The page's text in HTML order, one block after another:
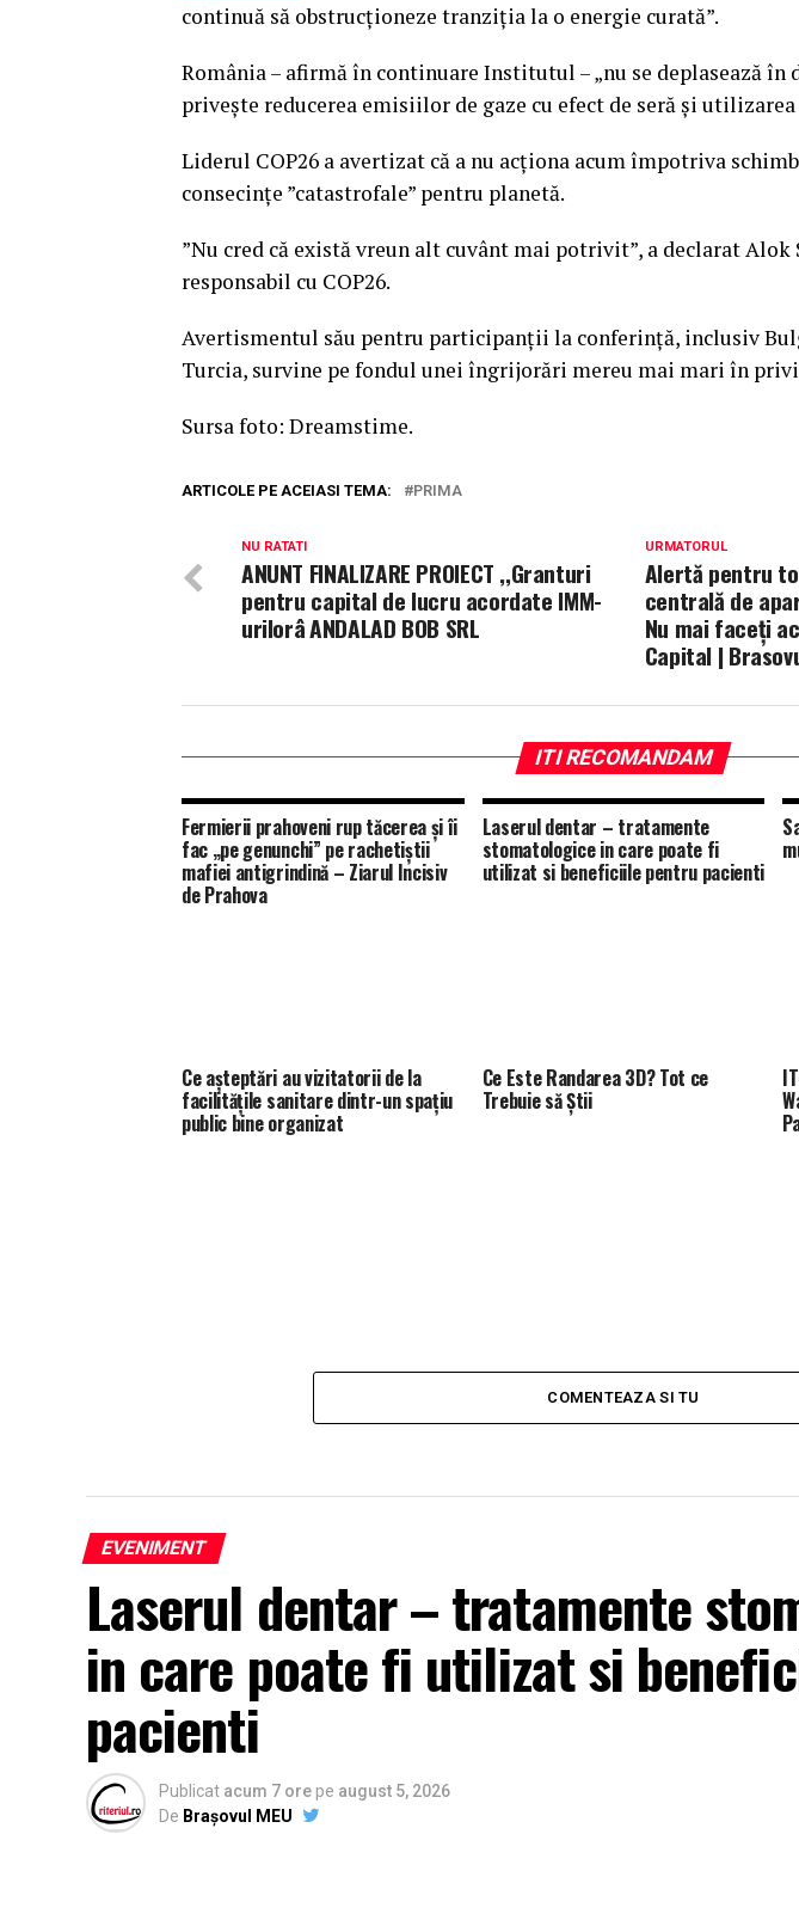
continuă să obstrucționeze tranziția la o energie curată”.
România – afirmă în continuare Institutul – „nu se deplasează în
privește reducerea emisiilor de gaze cu efect de seră și utilizarea
Liderul COP26 a avertizat că a nu acționa acum împotriva
consecințe ”catastrofale” pentru planetă.
”Nu cred că există vreun alt cuvânt mai potrivit”, a declarat
responsabil cu COP26.
Avertismentul său pentru participanții la conferință, inclusiv
Turcia, survine pe fondul unei îngrijorări mereu mai mari în
Sursa foto: Dreamstime.
ARTICOLE PE ACEIASI TEMA: PRIMA
URMATORUL
Alertă pentru
centrală de
Nu mai faceți
Capital |
NU RATATI
ANUNT FINALIZARE PROIECT ,,Granturi
pentru capital de lucru acordate IMM-
urilorâ ANDALAD BOB SRL
ITI RECOMANDAM
Fermierii prahoveni rup tăcerea și îi
fac „pe genunchi” pe rachetiștii
mafiei antigrindină – Ziarul Incisiv
de Prahova
Laserul dentar – tratamente
stomatologice in care poate fi
utilizat si beneficiile pentru pacienti
Ce așteptări au vizitatorii de la
facilitățile sanitare dintr-un spațiu
public bine organizat
Ce Este Randarea 3D? Tot ce
Trebuie să Știi
COMENTEAZA SI TU
EVENIMENT
Laserul dentar – tratamente
in care poate fi utilizat si
pacienti
Publicat acum 7 ore pe august 5, 2026
De Brașovul MEU